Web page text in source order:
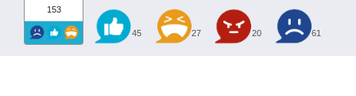
153
45 27 20 61